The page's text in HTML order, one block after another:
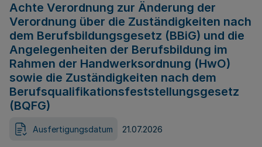
Achte Verordnung zur Änderung der
Verordnung über die Zuständigkeiten nach
dem Berufsbildungsgesetz (BBiG) und die
Angelegenheiten der Berufsbildung im
Rahmen der Handwerksordnung (HwO)
sowie die Zuständigkeiten nach dem
Berufsqualifikationsfeststellungsgesetz
(BQFG)
Ausfertigungsdatum 21.07.2026